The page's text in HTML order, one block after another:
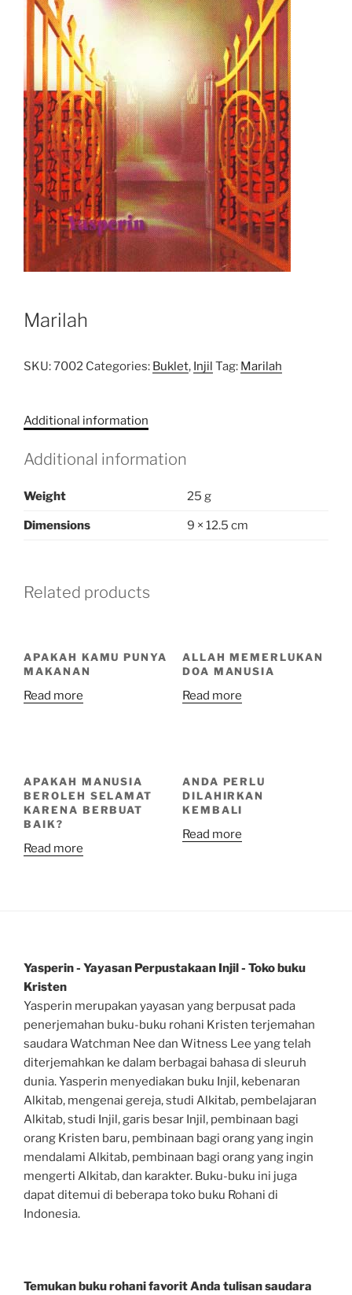
Marilah
SKU:7002 Categories: Buklet, Injil Tag: Marilah
Additional information
Additional information
Weight 25 g
Dimensions 9 × 12.5 cm
Related products
APAKAH KAMU PUNYA
MAKANAN
Read more
ALLAH MEMERLUKAN
DOA MANUSIA
Read more
APAKAH MANUSIA
BEROLEH SELAMAT
KARENA BERBUAT
BAIK?
Read more
ANDA PERLU
DILAHIRKAN
KEMBALI
Read more
Yasperin - Yayasan Perpustakaan Injil - Toko buku
Kristen
Yasperin merupakan yayasan yang berpusat pada
penerjemahan buku-buku rohani Kristen terjemahan
saudara Watchman Nee dan Witness Lee yang telah
diterjemahkan ke dalam berbagai bahasa di sleuruh
dunia. Yasperin menyediakan buku Injil, kebenaran
Alkitab, mengenai gereja, studi Alkitab, pembelajaran
Alkitab, studi Injil, garis besar Injil, pembinaan bagi
orang Kristen baru, pembinaan bagi orang yang ingin
mendalami Alkitab, pembinaan bagi orang yang ingin
mengerti Alkitab, dan karakter. Buku-buku ini juga
dapat ditemui di beberapa toko buku Rohani di
Indonesia.
Temukan buku rohani favorit Anda tulisan saudara